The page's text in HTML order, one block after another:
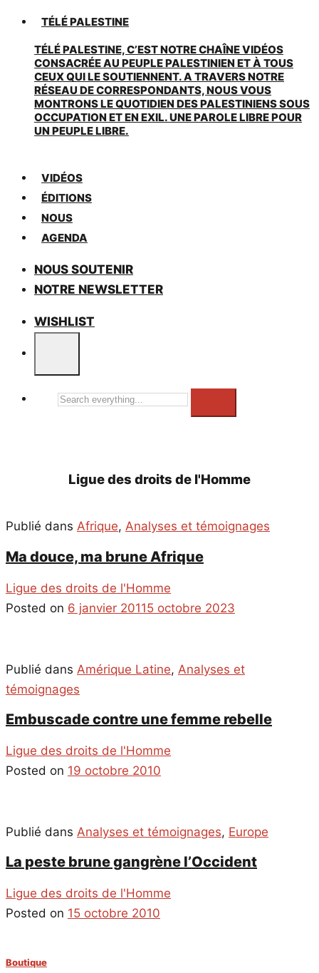
TÉLÉ PALESTINE
TÉLÉ PALESTINE, C’EST NOTRE CHAÎNE VIDÉOS
CONSACRÉE AU PEUPLE PALESTINIEN ET À TOUS
CEUX QUI LE SOUTIENNENT. A TRAVERS NOTRE
RÉSEAU DE CORRESPONDANTS, NOUS VOUS
MONTRONS LE QUOTIDIEN DES PALESTINIENS SOUS
OCCUPATION ET EN EXIL. UNE PAROLE LIBRE POUR
UN PEUPLE LIBRE.
VIDÉOS
ÉDITIONS
NOUS
AGENDA
NOUS SOUTENIR
NOTRE NEWSLETTER
WISHLIST
Search
Ligue des droits de l'Homme
Publié dans Afrique, Analyses et témoignages
Ma douce, ma brune Afrique
Ligue des droits de l'Homme
Posted on 6 janvier 20115 octobre 2023
Publié dans Amérique Latine, Analyses et
témoignages
Embuscade contre une femme rebelle
Ligue des droits de l'Homme
Posted on 19 octobre 2010
Publié dans Analyses et témoignages, Europe
La peste brune gangrène l’Occident
Ligue des droits de l'Homme
Posted on 15 octobre 2010
Boutique